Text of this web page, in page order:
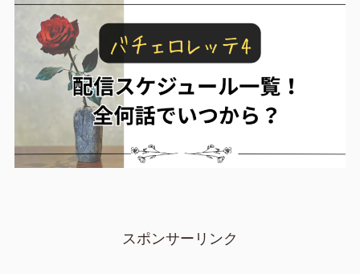
スポンサーリンク